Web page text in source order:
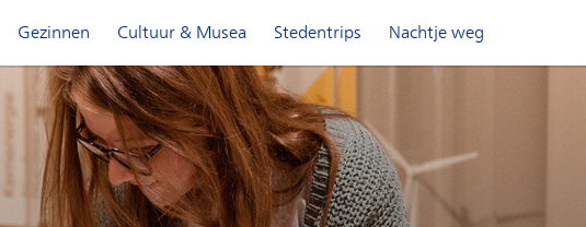
Gezinnen Cultuur & Musea Stedentrips Nachtje weg